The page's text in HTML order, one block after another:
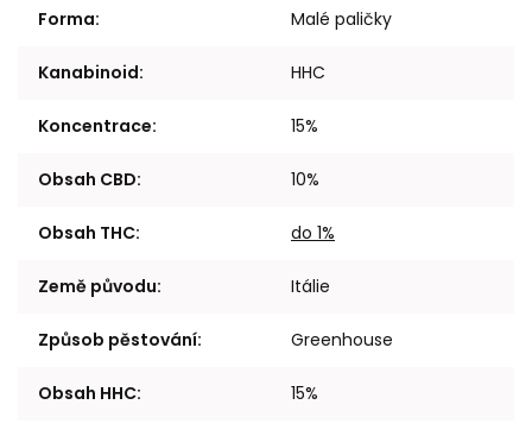
Forma: Malé paličky
Kanabinoid: HHC
Koncentrace: 15%
Obsah CBD: 10%
Obsah THC: do 1%
Země původu: Itálie
Způsob pěstování: Greenhouse
Obsah HHC: 15%